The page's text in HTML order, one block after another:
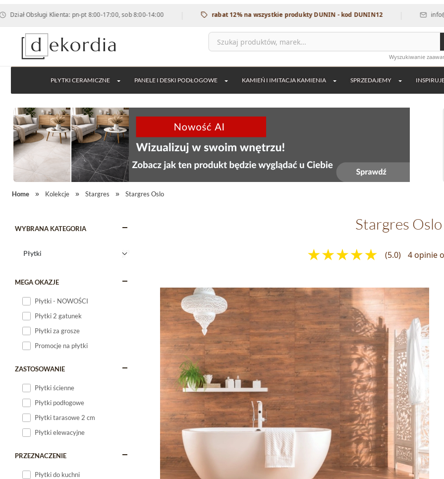
Klienta: pn-pt 8:00-17:00, sob 8:00-14:00 | rabat 12% na wszystkie produkty DUNIN - kod DUNIN12 |
Wyszukiwanie
PŁYTKI CERAMICZNE PANELE I DESKI PODŁOGOWE KAMIEŃ I IMITACJA KAMIENIA SPRZEDAJEMY
Home Kolekcje Stargres Stargres Oslo
WYBRANA KATEGORIA
MEGA OKAZJE
Płytki - NOWOŚCI
Płytki 2 gatunek
Płytki za grosze
Promocje na płytki
ZASTOSOWANIE
Płytki ścienne
Płytki podłogowe
Płytki tarasowe 2 cm
Płytki elewacyjne
PRZEZNACZENIE
Płytki do kuchni
Stargres Oslo
(5.0) 4 opinie